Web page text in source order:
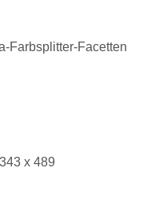
Farbsplitter-Facetten
x 489